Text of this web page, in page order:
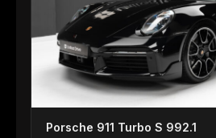
Porsche 911 Turbo S 992.1